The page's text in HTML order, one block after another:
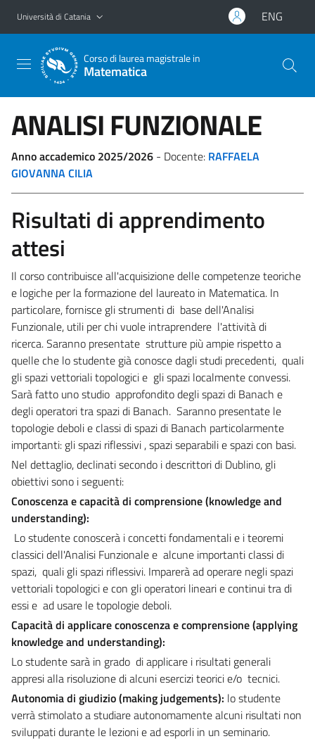
Vai al contenuto principale
Vai al menu di navigazione
Università di Catania ENG
Corso di laurea magistrale in
Matematica
ANALISI FUNZIONALE
Anno accademico 2025/2026 - Docente: RAFFAELA
GIOVANNA CILIA
Risultati di apprendimento
attesi
Il corso contribuisce all'acquisizione delle competenze teoriche
e logiche per la formazione del laureato in Matematica. In
particolare, fornisce gli strumenti di base dell'Analisi
Funzionale, utili per chi vuole intraprendere l'attività di
ricerca.Saranno presentate strutture più ampie rispetto a
quelle che lo studente già conosce dagli studi precedenti, quali
gli spazi vettoriali topologici e gli spazi localmente convessi.
Sarà fatto uno studio approfondito degli spazi di Banach e
degli operatori tra spazi di Banach. Saranno presentate le
topologie deboli e classi di spazi di Banach particolarmente
importanti: gli spazi riflessivi , spazi separabili e spazi con basi.
Nel dettaglio, declinati secondo i descrittori di Dublino, gli
obiettivi sono i seguenti:
Conoscenza e capacità di comprensione (knowledge and
understanding):
Lo studenteconoscerà i concetti fondamentali e i teoremi
classici dell'Analisi Funzionale e alcune importanti classi di
spazi, quali gli spazi riflessivi. Imparerà ad operare negli spazi
vettoriali topologici e con gli operatori lineari e continui tra di
essi e ad usare le topologie deboli.
Capacità di applicare conoscenza e comprensione (applying
knowledge and understanding):
Lo studente sarà in grado di applicare i risultati generali
appresi alla risoluzione di alcuni esercizi teorici e/o tecnici.
Autonomia di giudizio (making judgements): lo studente
verrà stimolato a studiare autonomamente alcuni risultati non
sviluppati durante le lezioni e ad esporli in un seminario.